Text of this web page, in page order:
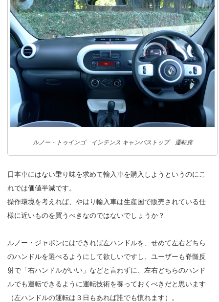
ルノー・トゥインゴ インテンス キャンバストップ 運転席
日本車にはない乗り味を求めて輸入車を購入しようというのにこ
れでは価値半減です。
操作環境を考えれば、やはり輸入車は生産国で販売されている仕
様に近いものを買うべきなのではないでしょうか？
ルノー・ジャポンにはできれば左ハンドルを、せめて左右どちら
のハンドルを選べるようにして欲しいですし、ユーザーも脊髄反
射で「右ハンドルがいい」などと言わずに、左右どちらのハンド
ルでも運転できるように運転技術を養っておくべきだと思います
（左ハンドルの運転は３日もあれば誰でも慣れます）。